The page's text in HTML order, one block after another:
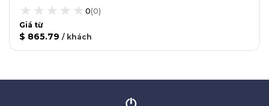
0(0)
Giá từ
$ 865.79 / khách